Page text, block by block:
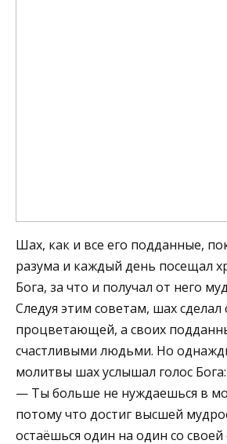
Шах, как и все его подданные,
разума и каждый день посещал
Бога, за что и получал от него
Следуя этим советам, шах сделал
процветающей, а своих
счастливыми людьми. Но
молитвы шах услышал голос Бога:
— Ты больше не нуждаешься в
потому что достиг высшей
остаёшься один на один со